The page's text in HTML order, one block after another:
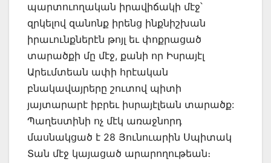
պարտուողական իրավիճակի մէջ՝
զրկելով զանոնք իրենց ինքնիշխան
իրաւունքներէն թոյլ եւ փոքրացած
տարածքի մը մէջ, քանի որ Իսրայէլ
Արեւմտեան ափի հրէական
բնակավայրերը շուտով պիտի
յայտարարէ իբրեւ իսրայէլեան տարածք:
Պաղեստինի ոչ մէկ առաջնորդ
մասնակցած է 28 Յունուարին Սպիտակ
Տան մէջ կայացած արարողութեան։